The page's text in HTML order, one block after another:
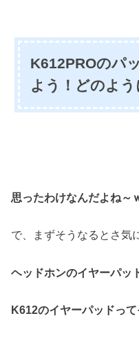
K612PROのパ
よう！どのよう
思ったわけなんだよね～
で、まずそうなるとさ気
ヘッドホンのイヤーパッ
K612のイヤーパッドっ